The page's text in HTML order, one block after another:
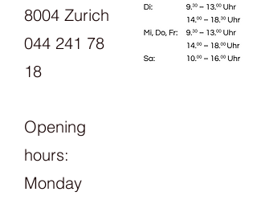
8004 Zurich
044 241 78
18
Opening
hours:
Monday